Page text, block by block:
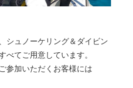
シュノーケリング＆ダイビン
べてご用意しています。
参加いただくお客様には